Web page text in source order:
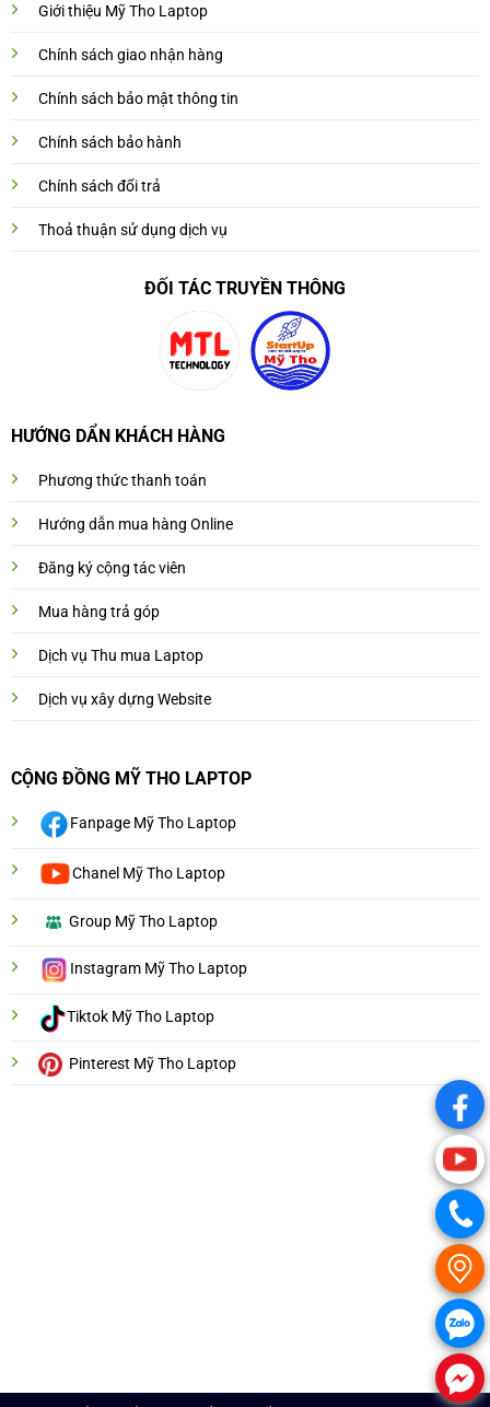
Giới thiệu Mỹ Tho Laptop
Chính sách giao nhận hàng
Chính sách bảo mật thông tin
Chính sách bảo hành
Chính sách đổi trả
Thoả thuận sử dụng dịch vụ
ĐỐI TÁC TRUYỀN THÔNG
HƯỚNG DẨN KHÁCH HÀNG
Phương thức thanh toán
Hướng dẫn mua hàng Online
Đăng ký cộng tác viên
Mua hàng trả góp
Dịch vụ Thu mua Laptop
Dịch vụ xây dựng Website
CỘNG ĐỒNG MỸ THO LAPTOP
Fanpage Mỹ Tho Laptop
Chanel Mỹ Tho Laptop
Group Mỹ Tho Laptop
Instagram Mỹ Tho Laptop
Tiktok Mỹ Tho Laptop
Pinterest Mỹ Tho Laptop
.
.
.
.
.
.